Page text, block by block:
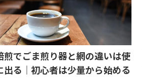
煎でごま煎り器と網の違いは使
出る｜初心者は少量から始める